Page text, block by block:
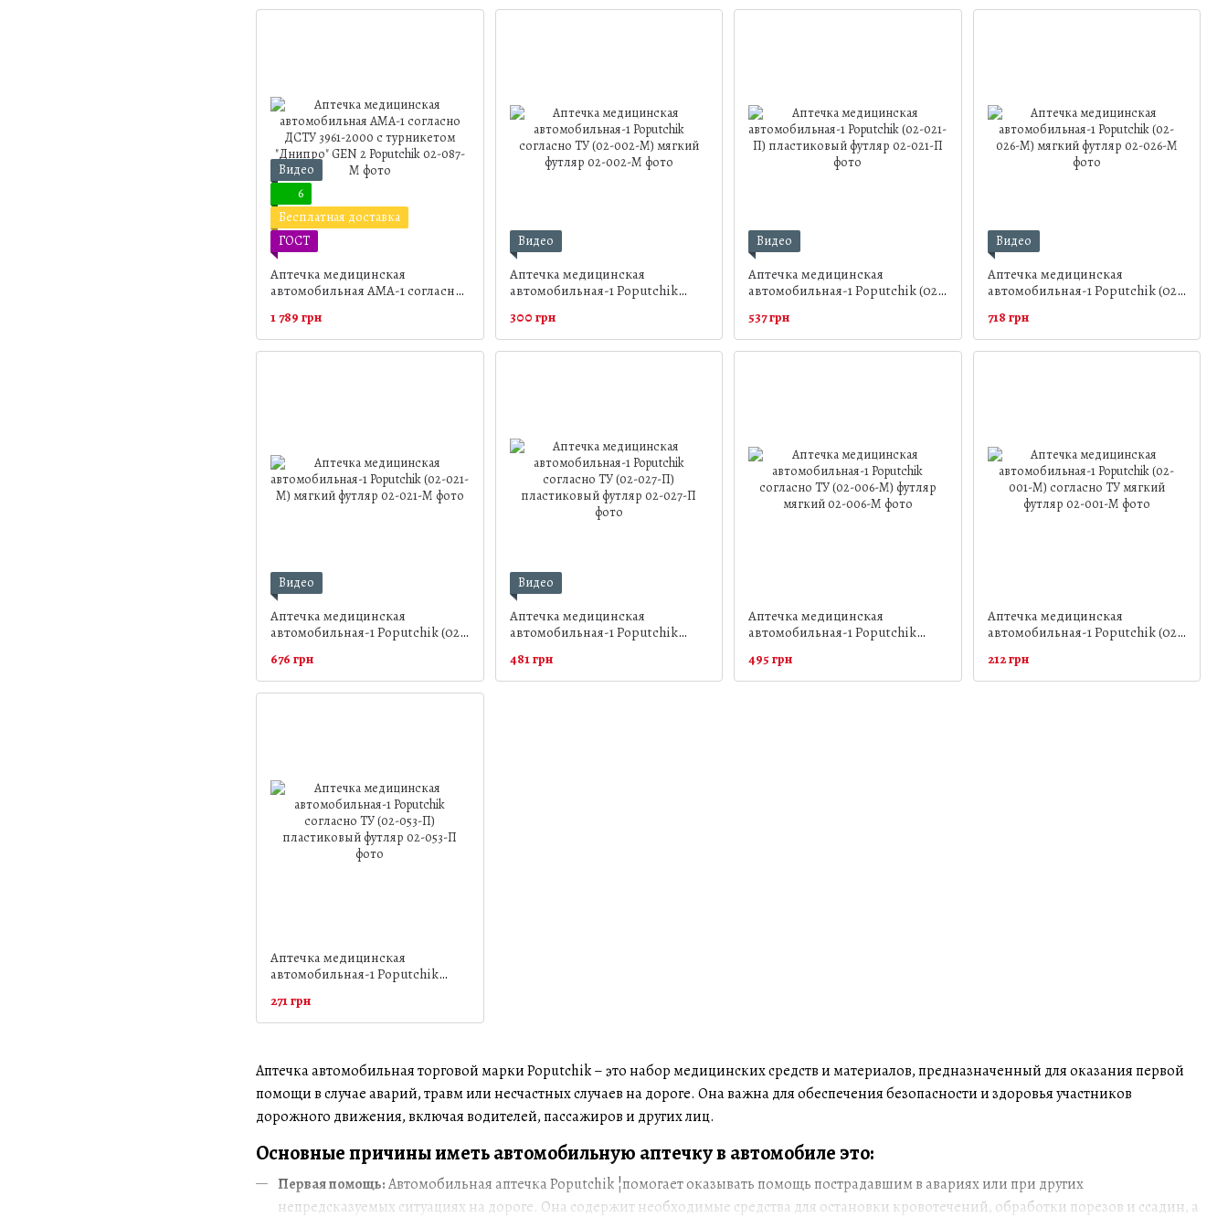
Аптечка автомобильная торговой марки Poputchik – это набор медицинских средств и материалов, предназначенный для оказания первой
помощи в случае аварий, травм или несчастных случаев на дороге. Она важна для обеспечения безопасности и здоровья участников
дорожного движения, включая водителей, пассажиров и других лиц.
Основные причины иметь автомобильную аптечку в автомобиле это:
Первая помощь:Автомобильная аптечка Poputchik ¦помогает оказывать помощь пострадавшим в авариях или при других
непредсказуемых ситуациях на дороге. Она содержит необходимые средства для остановки кровотечений, обработки порезов и ссадин, а
мягкий футляр
Видео
6
Бесплатная доставка
ГОСТ
Аптечка медицинская
автомобильная АМА-1 согласно
"Днипро" GEN 2 Poputchik
1 789 грн
Видео
Аптечка медицинская
автомобильная-1 Poputchik
футляр
300 грн
Видео
Аптечка медицинская
автомобильная-1 Poputchik (02-
537 грн
Видео
Аптечка медицинская
автомобильная-1 Poputchik (02-
718 грн
Видео
Аптечка медицинская
автомобильная-1 Poputchik (02-
676 грн
Видео
Аптечка медицинская
автомобильная-1 Poputchik
пластиковый футляр
481 грн
Аптечка медицинская
автомобильная-1 Poputchik
мягкий
495 грн
Аптечка медицинская
автомобильная-1 Poputchik (02-
футляр
212 грн
Аптечка медицинская
автомобильная-1 Poputchik
пластиковый футляр
271 грн